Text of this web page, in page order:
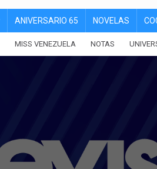
ANIVERSARIO 65 NOVELAS
MISS VENEZUELA NOTAS